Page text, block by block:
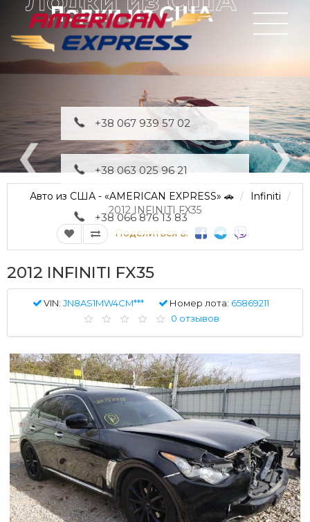
Лодки из США
+38 067 939 57 02
+38 063 025 96 21
+38 066 876 13 83
Авто из США - «AMERICAN EXPRESS» 🚗
Infiniti
2012 INFINITI FX35
Поделиться в:
2012 INFINITI FX35
VIN: JN8AS1MW4CM*** Номер лота: 65869211
0 отзывов